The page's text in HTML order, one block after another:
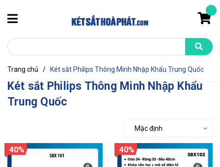
Trang chủ / Két sắt Philips Thông Minh Nhập Khẩu Trung Quốc
Két sắt Philips Thông Minh Nhập Khẩu
Trung Quốc
Mặc định
40% 40%